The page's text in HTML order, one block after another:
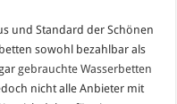
und Standard der Schönen
sowohl bezahlbar als
gebrauchte Wasserbetten
nicht alle Anbieter mit